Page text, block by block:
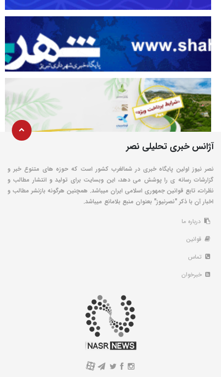
آژانس خبری تحلیلی نصر
نصر نیوز اولین پایگاه خبری در شمالغرب کشور است که حوزه های متنوع خبر و
گزارشات رسانه ی را پوشش می دهد، این وبسایت برای تولید و انتشار مطالب و
نظرات، تابع قوانین جمهوری اسلامی ایران میباشد. همچنین هرگونه بازنشر مطالب و
اخبار آن با ذکر "نصرنیوز" بعنوان منبع بلامانع میباشد.
درباره ما
قوانین
تماس
خبرخوان
A